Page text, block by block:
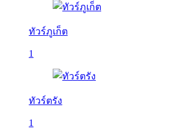
ทัวร์ภูเก็ต
1
ทัวร์ตรัง
1